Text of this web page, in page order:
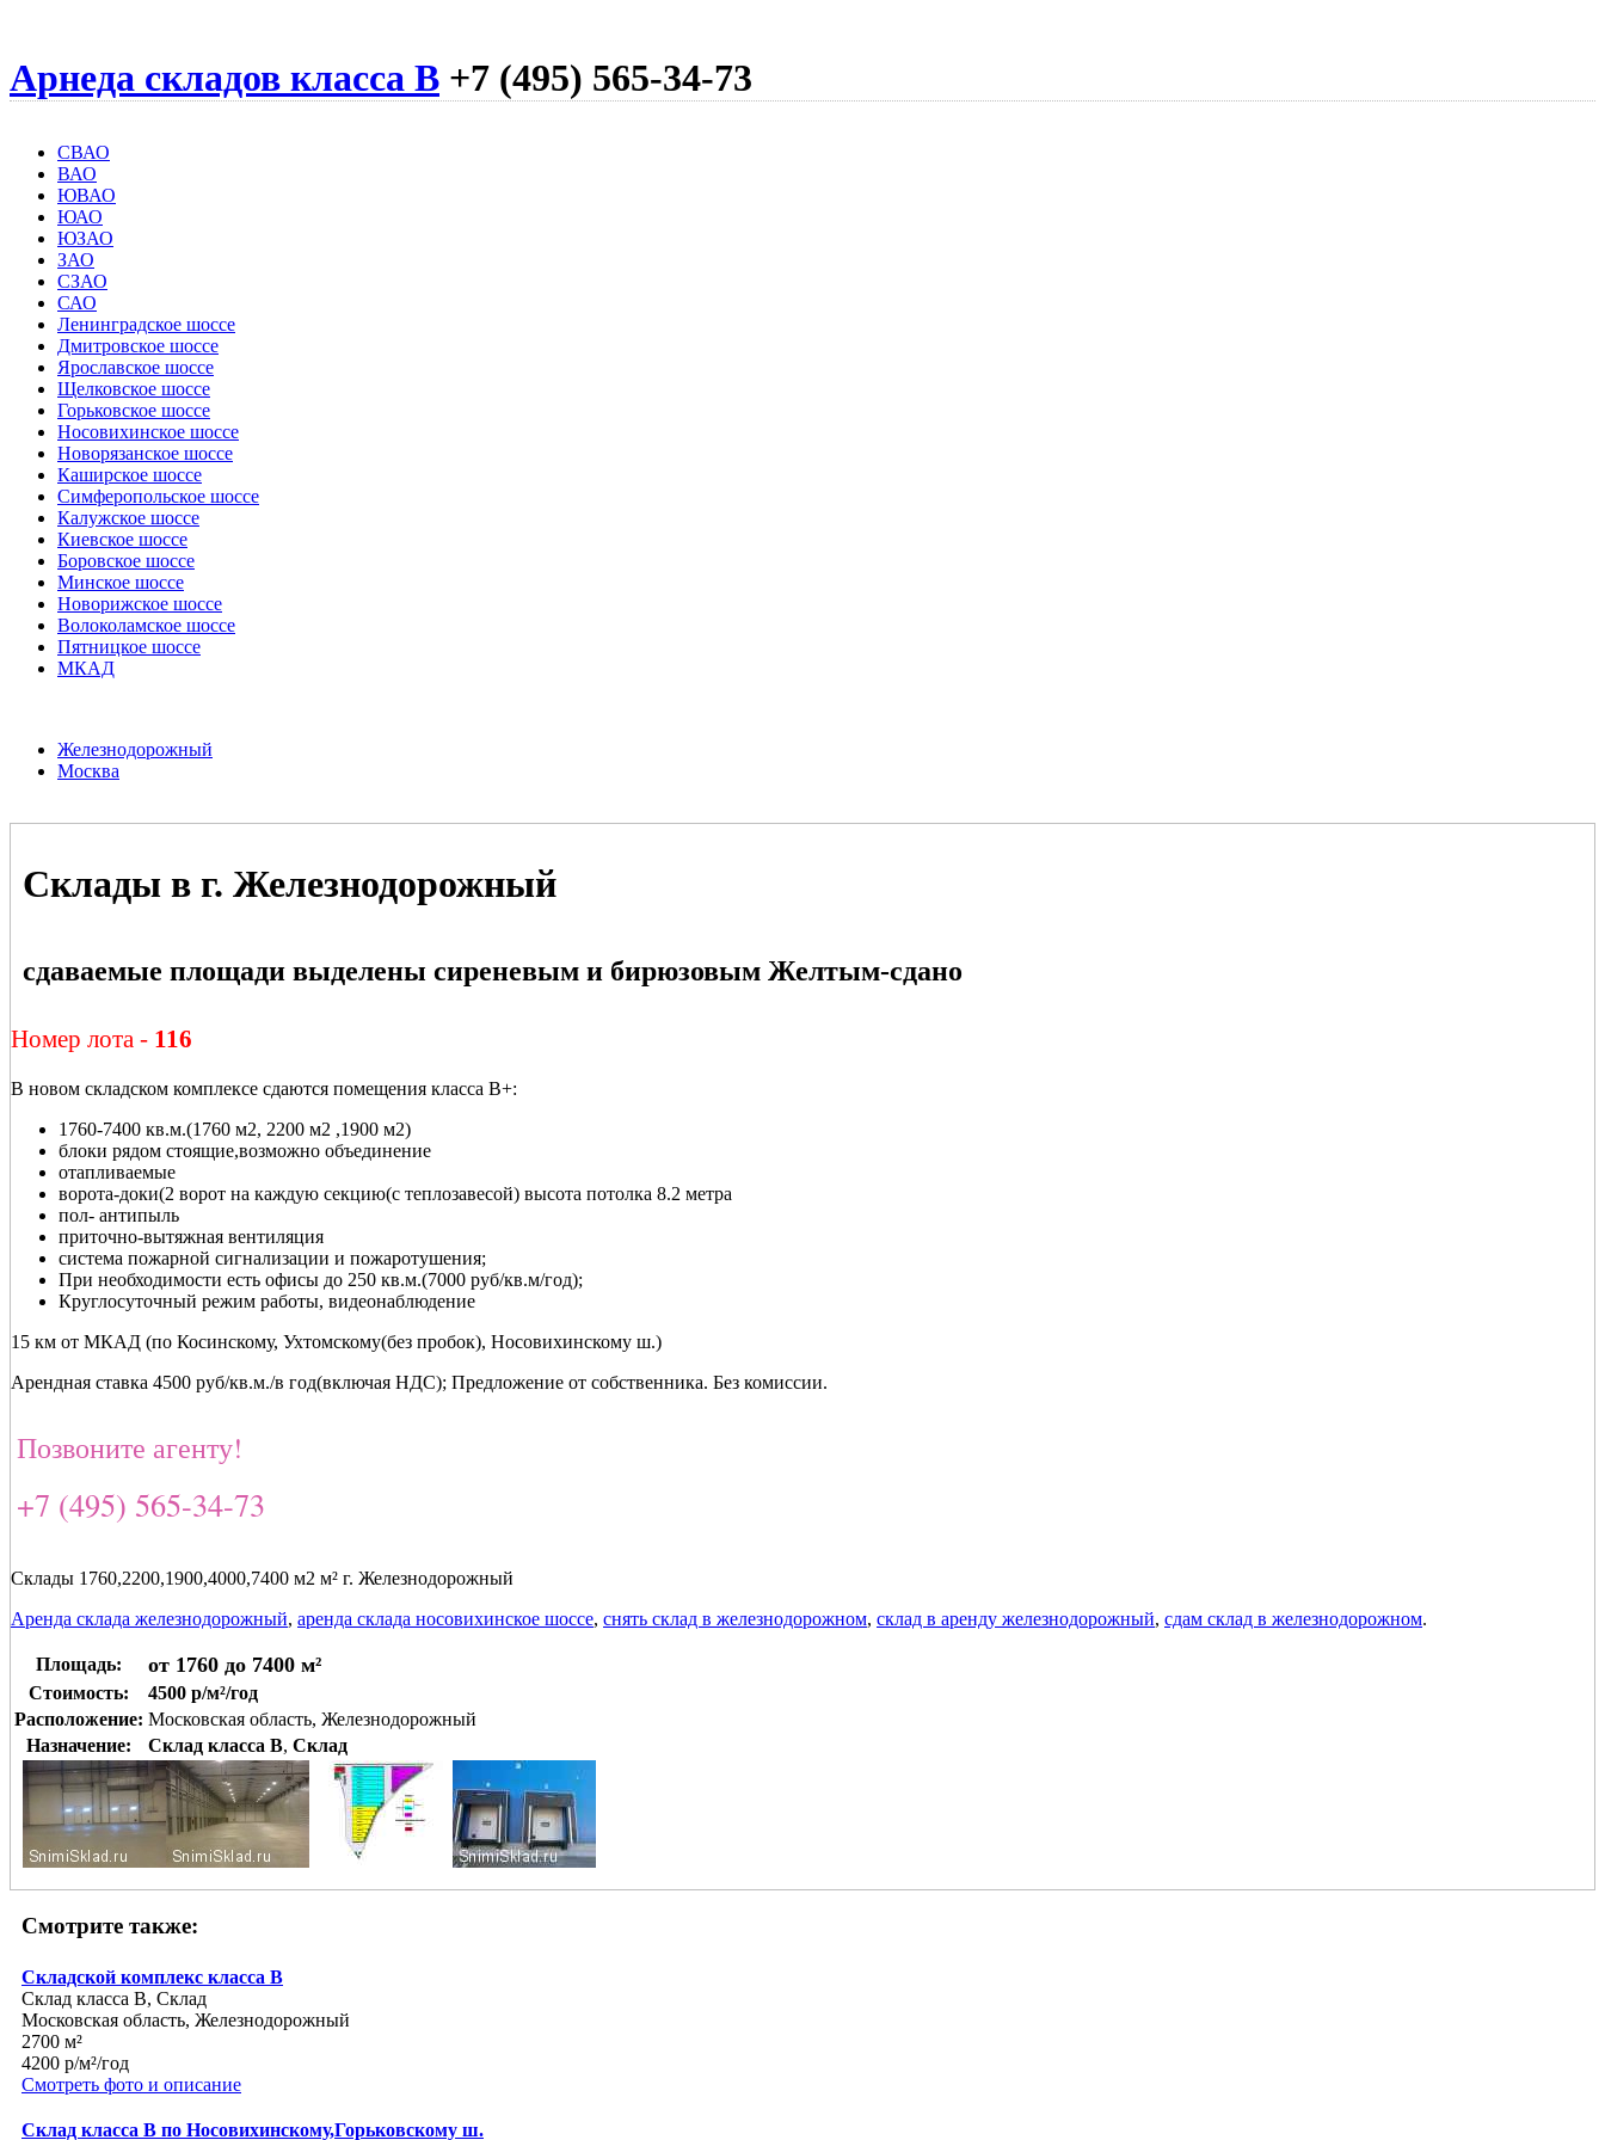
Арнеда складов класса B +7 (495) 565-34-73
СВАО
ВАО
ЮВАО
ЮАО
ЮЗАО
ЗАО
СЗАО
САО
Ленинградское шоссе
Дмитровское шоссе
Ярославское шоссе
Щелковское шоссе
Горьковское шоссе
Носовихинское шоссе
Новорязанское шоссе
Каширское шоссе
Симферопольское шоссе
Калужское шоссе
Киевское шоссе
Боровское шоссе
Минское шоссе
Новорижское шоссе
Волоколамское шоссе
Пятницкое шоссе
МКАД
Железнодорожный
Москва
Склады в г. Железнодорожный
сдаваемые площади выделены сиреневым и бирюзовым Желтым-сдано
Номер лота - 116
В новом складском комплексе сдаются помещения класса В+:
1760-7400 кв.м.(1760 м2, 2200 м2 ,1900 м2)
блоки рядом стоящие,возможно объединение
отапливаемые
ворота-доки(2 ворот на каждую секцию(с теплозавесой) высота потолка 8.2 метра
пол- антипыль
приточно-вытяжная вентиляция
система пожарной сигнализации и пожаротушения;
При необходимости есть офисы до 250 кв.м.(7000 руб/кв.м/год);
Круглосуточный режим работы, видеонаблюдение
15 км от МКАД (по Косинскому, Ухтомскому(без пробок), Носовихинскому ш.)
Арендная ставка 4500 руб/кв.м./в год(включая НДС); Предложение от собственника. Без комиссии.
Позвоните агенту!
+7 (495) 565-34-73
Склады 1760,2200,1900,4000,7400 м2 м² г. Железнодорожный
Аренда склада железнодорожный, аренда склада носовихинское шоссе, снять склад в железнодорожном, склад в аренду железнодорожный, сдам склад в железнодорожном.
Площадь: от 1760 до 7400 м²
Стоимость:
4500 р/м²/год
Расположение: Московская область, Железнодорожный
Назначение:
Склад класса B, Склад
Смотрите также:
Складской комплекс класса В
Склад класса B, Склад
Московская область, Железнодорожный
2700 м²
4200 р/м²/год
Смотреть фото и описание
Склад класса В по Носовихинскому,Горьковскому ш.